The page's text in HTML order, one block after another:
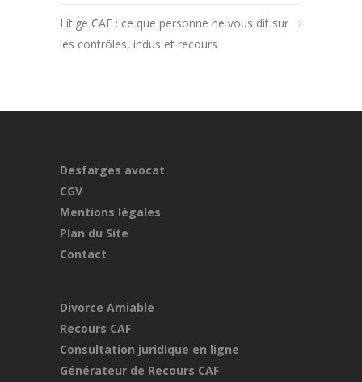
Litige CAF : ce que personne ne vous dit sur
les contrôles, indus et recours
Desfarges avocat
CGV
Mentions légales
Plan du Site
Contact
Divorce Amiable
Recours CAF
Consultation juridique en ligne
Générateur de Recours CAF